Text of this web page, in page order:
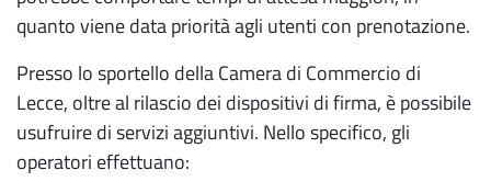
quanto viene data priorità agli utenti con prenotazione.
Presso lo sportello della Camera di Commercio di
Lecce, oltre al rilascio dei dispositivi di firma, è possibile
usufruire di servizi aggiuntivi. Nello specifico, gli
operatori effettuano: